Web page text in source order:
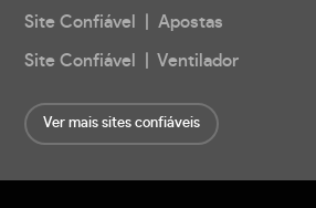
Site Confiável | Apostas
Site Confiável | Ventilador
Ver mais sites confiáveis